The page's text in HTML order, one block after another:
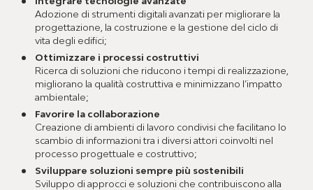
Adozione di strumenti digitali avanzati per migliorare la
progettazione, la costruzione e la gestione del ciclo di
vita degli edifici;
Ottimizzare i processi costruttivi
Ricerca di soluzioni che riducono i tempi di realizzazione,
migliorano la qualità costruttiva e minimizzano l’impatto
ambientale;
Favorire la collaborazione
Creazione di ambienti di lavoro condivisi che facilitano lo
scambio di informazioni tra i diversi attori coinvolti nel
processo progettuale e costruttivo;
Sviluppare soluzioni sempre più sostenibili
Sviluppo di approcci e soluzioni che contribuiscono alla